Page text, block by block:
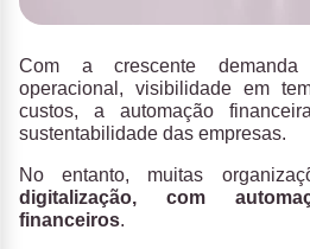
Com a crescente
operacional, visibilidade em
custos, a automação
sustentabilidade das empresas.
No entanto, muitas
digitalização, com
financeiros.